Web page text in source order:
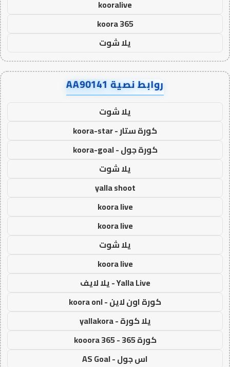
kooralive
koora 365
يلا شوت
روابط نصية AA90141
يلا شوت
كورة ستار - koora-star
كورة جول - koora-goal
يلا شوت
yalla shoot
koora live
koora live
يلا شوت
koora live
Yalla Live - يلا لايف
كورة اون لاين - koora onl
يلا كورة - yallakora
كورة 365 - kooora 365
اس جول - AS Goal